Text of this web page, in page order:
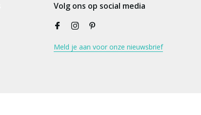
Volg ons op social media
Meld je aan voor onze nieuwsbrief